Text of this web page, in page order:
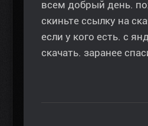
всем добрый день.
скиньте ссылку на
если у кого есть. с
скачать. заранее